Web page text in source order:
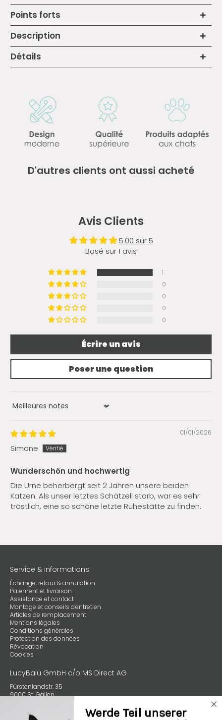
Points forts
Description
Détails
D'autres clients ont aussi acheté
Avis Clients
5.00 sur 5
Basé sur 1 avis
1
0
0
0
0
Écrire un avis
Poser une question
Sort by
01/01/2026
Simone
Wunderschön und hochwertig
Die Urne beherbergt seit 2 Jahren unsere beiden
Katzen. Als unser letztes Schätzeli starb, war es sehr
tröstlich, eine so schöne letzte Ruhestätte zu finden.
Service & informations
Échange, retour & annulation
Paiement et livraison
Assistance et contact
Montage et conseils d'entretien
Articles de remplacement
Mentions légales
Conditions générales
Protection des données
Révocation
Cookies
LucyBalu GmbH c/o MS Direct AG
Fürstenlandstr. 35
9000 St. Gallen
Werde Teil unserer